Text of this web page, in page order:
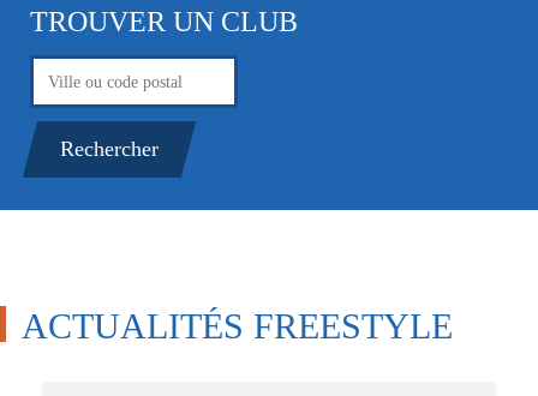
TROUVER UN CLUB
ACTUALITÉS FREESTYLE